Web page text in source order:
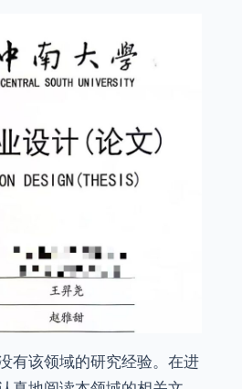
有该领域的研究经验。在进